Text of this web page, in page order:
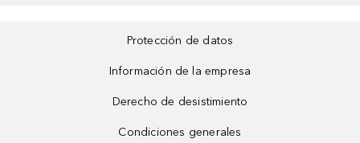
Protección de datos
Información de la empresa
Derecho de desistimiento
Condiciones generales